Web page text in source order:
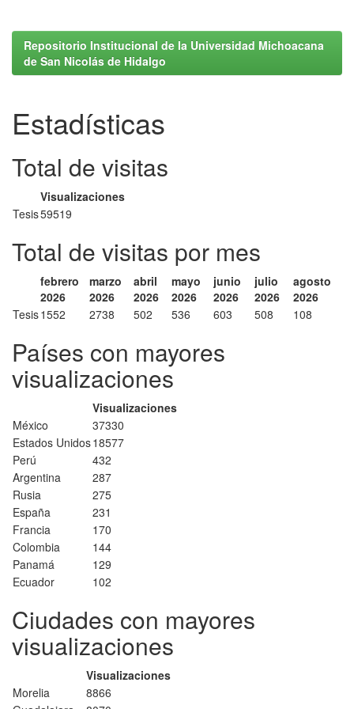
Repositorio Institucional de la Universidad Michoacana
de San Nicolás de Hidalgo
Estadísticas
Total de visitas
Visualizaciones
Tesis59519
Total de visitas por mes
febrero
2026
marzo
2026
abril
2026
mayo
2026
junio
2026
julio
2026
agosto
2026
Tesis1552 2738 502 536 603 508 108
Países con mayores
visualizaciones
Visualizaciones
México
37330
Estados Unidos18577
Perú
432
Argentina
287
Rusia
275
España
231
Francia
170
Colombia
144
Panamá
129
Ecuador
102
Ciudades con mayores
visualizaciones
Visualizaciones
Morelia
8866